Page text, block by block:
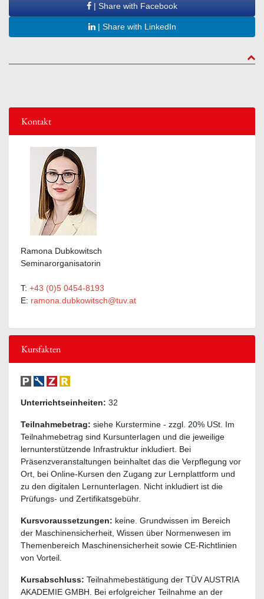
| Share with Facebook
| Share with LinkedIn
to
Kontakt
Ramona Dubkowitsch
Seminarorganisatorin
T: +43 (0)5 0454-8193
E: ramona.dubkowitsch@tuv.at
Kursfakten
Unterrichtseinheiten: 32
Teilnahmebetrag: siehe Kurstermine - zzgl. 20% USt. Im
Teilnahmebetrag sind Kursunterlagen und die jeweilige
lernunterstützende Infrastruktur inkludiert. Bei
Präsenzveranstaltungen beinhaltet das die Verpflegung vor
Ort, bei Online-Kursen den Zugang zur Lernplattform und
zu den digitalen Lernunterlagen. Nicht inkludiert ist die
Prüfungs- und Zertifikatsgebühr.
Kursvoraussetzungen: keine. Grundwissen im Bereich
der Maschinensicherheit, Wissen über Normenwesen im
Themenbereich Maschinensicherheit sowie CE-Richtlinien
von Vorteil.
Kursabschluss: Teilnahmebestätigung der TÜV AUSTRIA
AKADEMIE GMBH. Bei erfolgreicher Teilnahme an der